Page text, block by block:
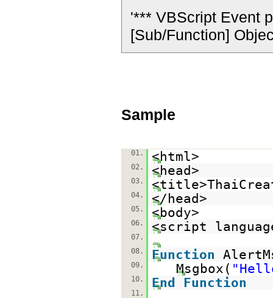
'*** VBScript Event
[Sub/Function]
Sample
01. <html>
02. <head>
03.
04. </head>
05. <body>
06. <script
07.
08.
Function
09. Msgbox(
10. End Function
11.